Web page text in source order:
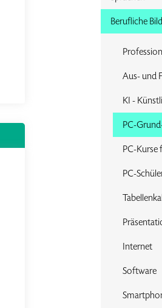
Berufliche
Aus- und
KI -
PC-
PC-
PC-
Internet
Software